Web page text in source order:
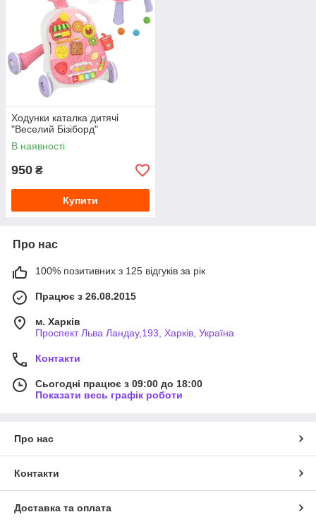
Ходунки каталка дитячі
"Веселий Бізіборд"
В наявності
950 ₴
Купити
Про нас
100% позитивних з 125 відгуків за рік
Працює з 26.08.2015
м. Харків
Проспект Льва Ландау,193, Харків, Україна
Контакти
Сьогодні працює з 09:00 до 18:00
Показати весь графік роботи
Про нас
Контакти
Доставка та оплата